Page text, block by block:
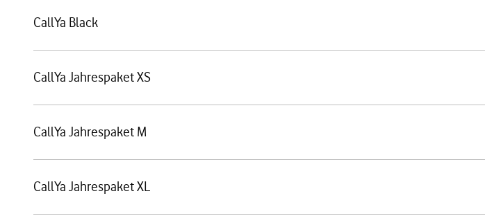
CallYa Black
CallYa Jahrespaket XS
CallYa Jahrespaket M
CallYa Jahrespaket XL